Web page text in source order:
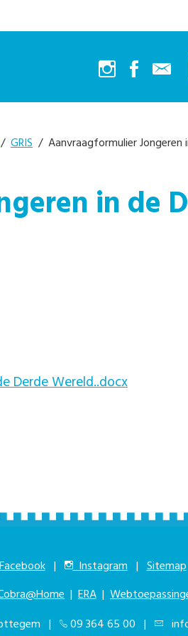
/ GRIS / Aanvraagformulier Jongeren
in de
Derde Wereld..docx
| Instagram | Sitemap
| ERA |
|
09 364 65 00 |